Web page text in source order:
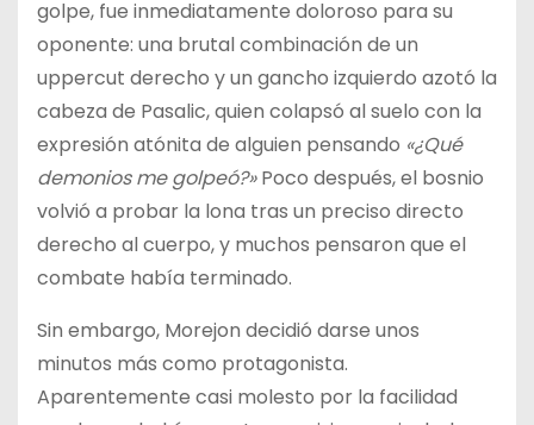
golpe, fue inmediatamente doloroso para su
oponente: una brutal combinación de un
uppercut derecho y un gancho izquierdo azotó la
cabeza de Pasalic, quien colapsó al suelo con la
expresión atónita de alguien pensando «¿Qué
demonios me golpeó?»Poco después, el bosnio
volvió a probar la lona tras un preciso directo
derecho al cuerpo, y muchos pensaron que el
combate había terminado.
Sin embargo, Morejon decidió darse unos
minutos más como protagonista.
Aparentemente casi molesto por la facilidad